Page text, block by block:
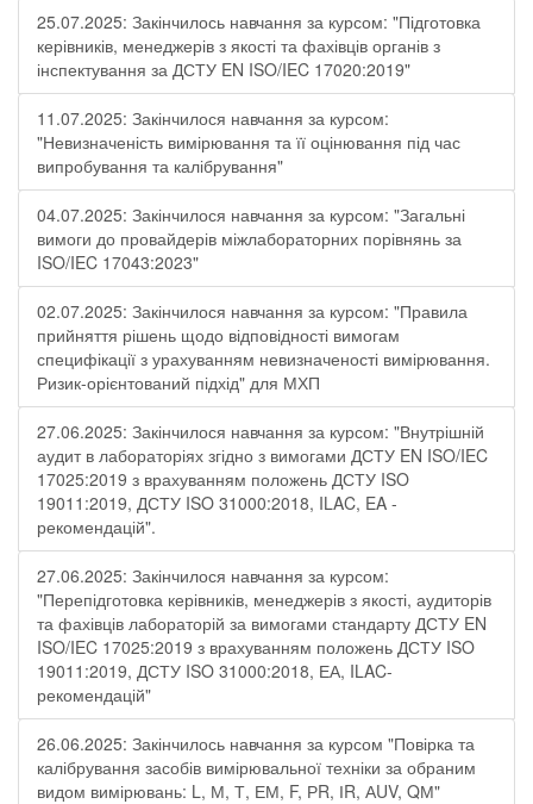
25.07.2025: Закінчилось навчання за курсом: "Підготовка
керівників, менеджерів з якості та фахівців органів з
інспектування за ДСТУ EN ISO/IEC 17020:2019"
11.07.2025: Закінчилося навчання за курсом:
"Невизначеність вимірювання та її оцінювання під час
випробування та калібрування"
04.07.2025: Закінчилося навчання за курсом: "Загальні
вимоги до провайдерів міжлабораторних порівнянь за
ISO/IEC 17043:2023"
02.07.2025: Закінчилося навчання за курсом: "Правила
прийняття рішень щодо відповідності вимогам
специфікації з урахуванням невизначеності вимірювання.
Ризик-орієнтований підхід" для МХП
27.06.2025: Закінчилося навчання за курсом: "Внутрішній
аудит в лабораторіях згідно з вимогами ДСТУ EN ISO/IEC
17025:2019 з врахуванням положень ДСТУ ISO
19011:2019, ДСТУ ISO 31000:2018, ILAC, EA -
рекомендацій".
27.06.2025: Закінчилося навчання за курсом:
"Перепідготовка керівників, менеджерів з якості, аудиторів
та фахівців лабораторій за вимогами стандарту ДСТУ EN
ISO/IEC 17025:2019 з врахуванням положень ДСТУ ISO
19011:2019, ДСТУ ISO 31000:2018, ЕА, ILAC-
рекомендацій"
26.06.2025: Закінчилось навчання за курсом "Повірка та
калібрування засобів вимірювальної техніки за обраним
видом вимірювань: L, М, Т, ЕМ, F, РR, ІR, АUV, QМ"